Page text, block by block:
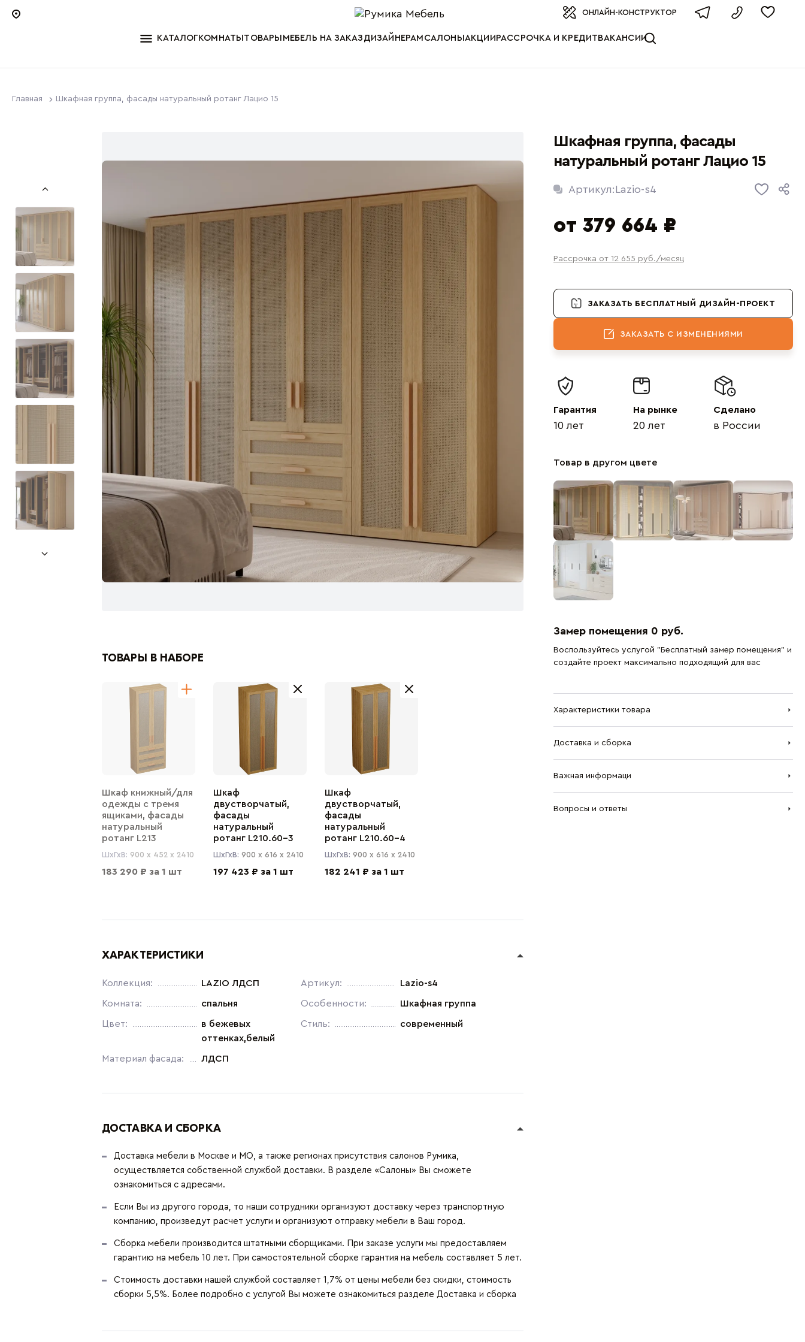
Мебель от производителяОНЛАЙН-КОНСТРУКТОР
КАТАЛОГ КОМНАТЫ ТОВАРЫ МЕБЕЛЬ НА ЗАКАЗ ДИЗАЙНЕРАМ САЛОНЫ АКЦИИ РАССРОЧКА И КРЕДИТ ВАКАНСИИ
Главная Шкафная группа, фасады натуральный ротанг Лацио 15
ТОВАРЫ В НАБОРЕ
Шкаф книжный/для
одежды с тремя
ящиками, фасады
натуральный
ротанг L213
ШхГхВ: 900 x 452 x 2410
183 290 ₽ за 1 шт
Шкаф
двустворчатый,
фасады
натуральный
ротанг L210.60-3
ШхГхВ: 900 x 616 x 2410
197 423 ₽ за 1 шт
Шкаф
двустворчатый,
фасады
натуральный
ротанг L210.60-4
ШхГхВ: 900 x 616 x 2410
182 241 ₽ за 1 шт
ХАРАКТЕРИСТИКИ
Коллекция: LAZIO ЛДСП Артикул: Lazio-s4
Комната: спальня Особенности: Шкафная группа
Цвет:
в бежевых
оттенках,белый
Стиль: современный
Материал фасада: ЛДСП
ДОСТАВКА И СБОРКА
Доставка мебели в Москве и МО, а также регионах присутствия салонов Румика,
осуществляется собственной службой доставки. В разделе «Салоны» Вы сможете
ознакомиться с адресами.
Если Вы из другого города, то наши сотрудники организуют доставку через транспортную
компанию, произведут расчет услуги и организуют отправку мебели в Ваш город.
Сборка мебели производится штатными сборщиками. При заказе услуги мы предоставляем
гарантию на мебель 10 лет. При самостоятельной сборке гарантия на мебель составляет 5 лет.
Стоимость доставки нашей службой составляет 1,7% от цены мебели без скидки, стоимость
сборки 5,5%. Более подробно с услугой Вы можете ознакомиться разделе Доставка и сборка
Шкафная группа, фасады
натуральный ротанг Лацио 15
Артикул:Lazio-s4
от 379 664 ₽
Рассрочка от 12 655 руб./месяц
ЗАКАЗАТЬ БЕСПЛАТНЫЙ ДИЗАЙН-ПРОЕКТ
ЗАКАЗАТЬ С ИЗМЕНЕНИЯМИ
Гарантия
10 лет
На рынке
20 лет
Сделано
в России
Товар в другом цвете
Замер помещения 0 руб.
Воспользуйтесь услугой "Бесплатный замер помещения" и
создайте проект максимально подходящий для вас
Характеристики товара
Доставка и сборка
Важная информаци
Вопросы и ответы